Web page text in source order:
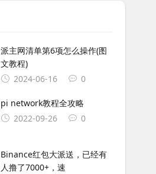
派主网清单第6项怎么操作(图
文教程)
2024-06-16
0
pi network教程全攻略
2022-09-26
0
Binance红包大派送，已经有
人撸了7000+，速